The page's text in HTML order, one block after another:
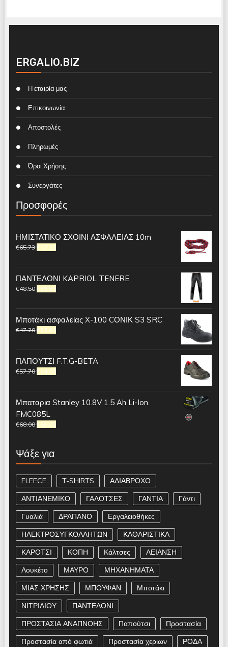
ERGALIO.BIZ
Η εταιρία μας
Επικοινωνία
Αποστολές
Πληρωμές
Όροι Χρήσης
Συνεργάτες
Προσφορές
ΗΜΙΣΤΑΤΙΚΟ ΣΧΟΙΝΙ ΑΣΦΑΛΕΙΑΣ 10m
€65.73 €47.20
ΠΑΝΤΕΛΟΝΙ KAPRIOL TENERE
€48.50 €39.50
Μποτάκι ασφαλείας X-100 CΟΝΙΚ S3 SRC
€47.20 €33.60
ΠΑΠΟΥΤΣΙ F.T.G-BETA
€57.70 €44.00
Μπαταρια Stanley 10.8V 1.5 Ah Li-Ion
FMC085L
€68.00 €59.00
Ψάξε για
FLEECE T-SHIRTS
ΑΔΙΑΒΡΟΧΟ
ΑΝΤΙΑΝΕΜΙΚΟ
ΓΑΛΟΤΣΕΣ ΓΑΝΤΙΑ
Γάντι
Γυαλιά
ΔΡΑΠΑΝΟ
Εργαλειοθήκες
ΗΛΕΚΤΡΟΣΥΓΚΟΛΛΗΤΩΝ
ΚΑΘΑΡΙΣΤΙΚΑ
ΚΑΡΟΤΣΙ
ΚΟΠΗ Κάλτσες
ΛΕΙΑΝΣΗ
Λουκέτο
ΜΑΥΡΟ
ΜΗΧΑΝΗΜΑΤΑ
ΜΙΑΣ ΧΡΗΣΗΣ
ΜΠΟΥΦΑΝ
Μποτάκι
ΝΙΤΡΙΛΙΟΥ
ΠΑΝΤΕΛΟΝΙ
ΠΡΟΣΤΑΣΙΑ ΑΝΑΠΝΟΗΣ
Παπούτσι
Προστασία
Προστασία από φωτιά
Προστασία χεριων
ΡΟΔΑ